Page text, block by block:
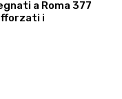
a Roma 377
i